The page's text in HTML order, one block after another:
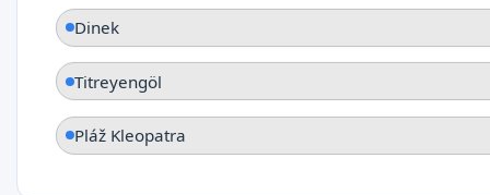
Dinek
Titreyengöl
Pláž Kleopatra